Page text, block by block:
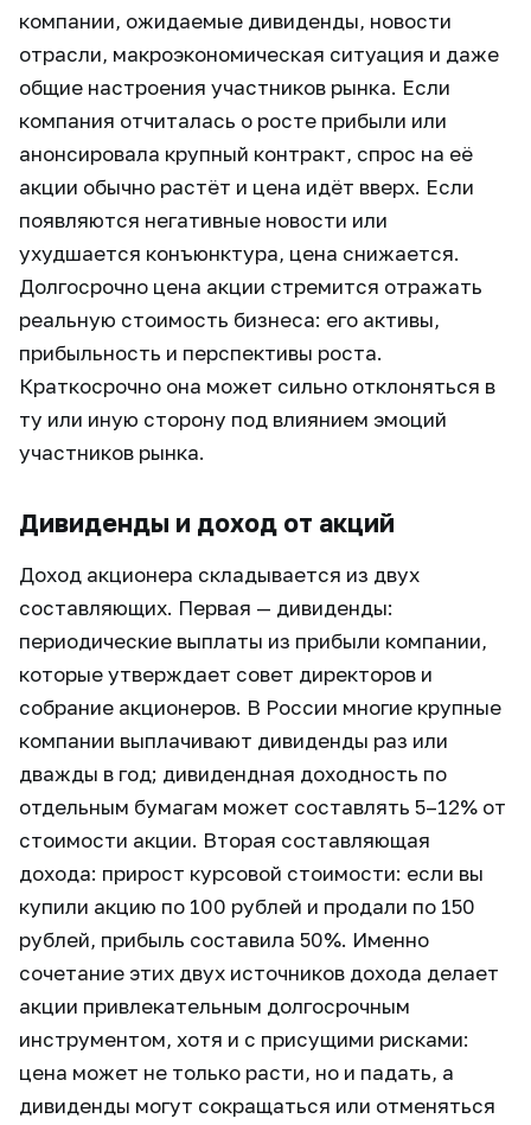
компании, ожидаемые дивиденды, новости
отрасли, макроэкономическая ситуация и даже
общие настроения участников рынка. Если
компания отчиталась о росте прибыли или
анонсировала крупный контракт, спрос на её
акции обычно растёт и цена идёт вверх. Если
появляются негативные новости или
ухудшается конъюнктура, цена снижается.
Долгосрочно цена акции стремится отражать
реальную стоимость бизнеса: его активы,
прибыльность и перспективы роста.
Краткосрочно она может сильно отклоняться в
ту или иную сторону под влиянием эмоций
участников рынка.
Дивиденды и доход от акций
Доход акционера складывается из двух
составляющих. Первая — дивиденды:
периодические выплаты из прибыли компании,
которые утверждает совет директоров и
собрание акционеров. В России многие крупные
компании выплачивают дивиденды раз или
дважды в год; дивидендная доходность по
отдельным бумагам может составлять 5–12% от
стоимости акции. Вторая составляющая
дохода: прирост курсовой стоимости: если вы
купили акцию по 100 рублей и продали по 150
рублей, прибыль составила 50%. Именно
сочетание этих двух источников дохода делает
акции привлекательным долгосрочным
инструментом, хотя и с присущими рисками:
цена может не только расти, но и падать, а
дивиденды могут сокращаться или отменяться